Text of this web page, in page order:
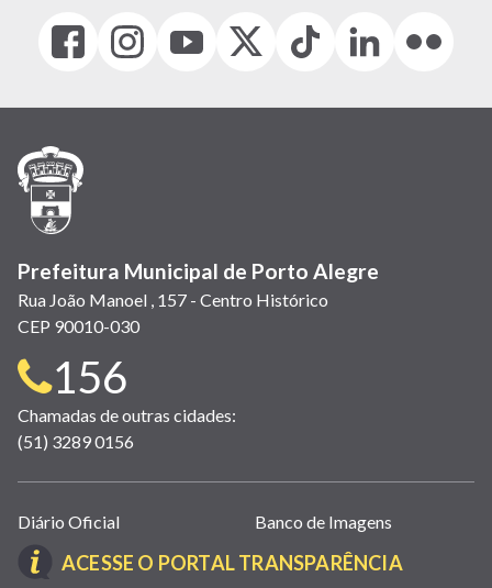
Facebook
(link
em
janela)
Instagram
(link
em
(link
em
(Antigo
(link
Tiktok
(link
em
LinkedIn
(link
em
(link
em
Prefeitura Municipal de Porto Alegre
Rua João Manoel , 157 - Centro Histórico
CEP 90010-030
Telefone
para
contato:
156
Chamadas de outras cidades:
(51) 3289 0156
Links
úteis
(abrem
Diário Oficial Banco de Imagens
ACESSE O PORTAL TRANSPARÊNCIA(LINK